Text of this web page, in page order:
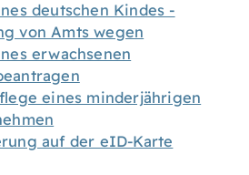
deutschen Kindes -
von Amts wegen
erwachsenen
eines minderjährigen
auf der eID-Karte